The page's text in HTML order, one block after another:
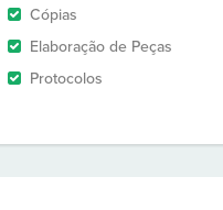
Cópias
Elaboração de Peças
Protocolos